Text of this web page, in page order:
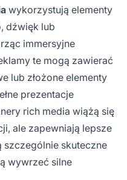
wykorzystują elementy
dźwięk lub
immersyjne
te mogą zawierać
lub złożone elementy
prezentacje
rich media wiążą się
ale zapewniają lepsze
szczególnie skuteczne
wywrzeć silne